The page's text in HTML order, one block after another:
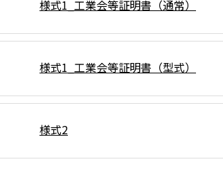
様式1_工業会等証明書（通常）
様式1_工業会等証明書（型式）
様式2